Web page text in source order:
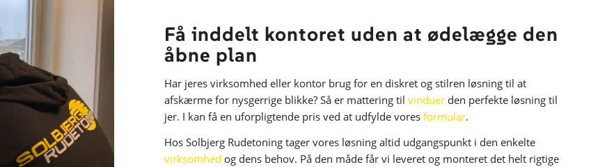
Få inddelt kontoret uden at ødelægge den
åbne plan
Har jeres virksomhed eller kontor brug for en diskret og stilren løsning til at
afskærme for nysgerrige blikke? Så er mattering tilvinduer den perfekte løsning til
jer. I kan få en uforpligtende pris ved at udfylde voresformular.
Hos Solbjerg Rudetoning tager vores løsning altid udgangspunkt i den enkelte
virksomhed og dens behov. På den måde får vi leveret og monteret det helt rigtige